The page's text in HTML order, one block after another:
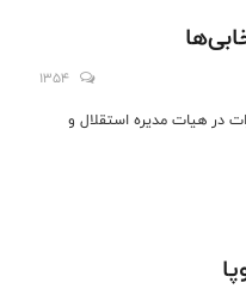
1354
در هیات مدیره استقلال و